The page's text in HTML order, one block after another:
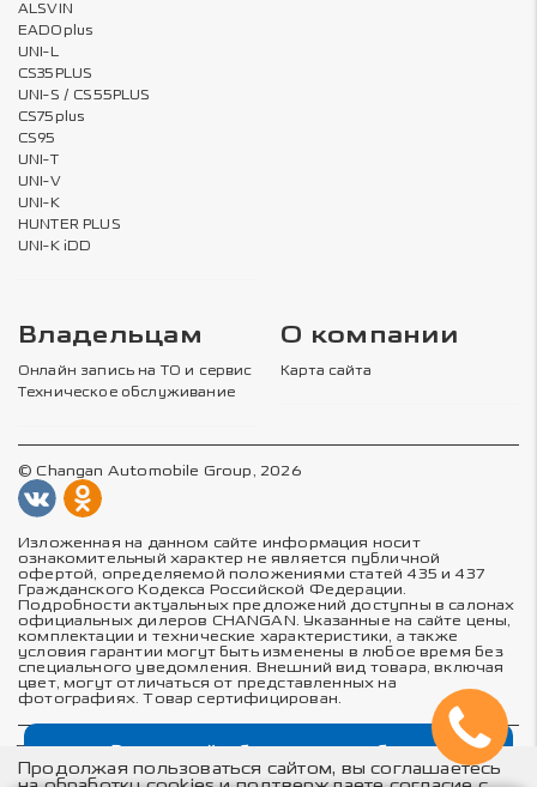
ALSVIN
EADOplus
UNI-L
CS35PLUS
UNI-S / CS55PLUS
CS75plus
CS95
UNI-T
UNI-V
UNI-K
HUNTER PLUS
UNI-K iDD
Владельцам
Онлайн запись на ТО и сервис
Техническое обслуживание
О компании
Карта сайта
© Changan Automobile Group, 2026
Изложенная на данном сайте информация носит
ознакомительный характер не является публичной
офертой, определяемой положениями статей 435 и 437
Гражданского Кодекса Российской Федерации.
Подробности актуальных предложений доступны в салонах
официальных дилеров CHANGAN. Указанные на сайте цены,
комплектации и технические характеристики, а также
условия гарантии могут быть изменены в любое время без
специального уведомления. Внешний вид товара, включая
цвет, могут отличаться от представленных на
фотографиях. Товар сертифицирован.
Политика в отношении обработки персональных данных
Политика конфиденциальности
Согласие на обработку персональных данных
Продолжая пользоваться сайтом, вы соглашаетесь
Выгодный обмен автомобиля